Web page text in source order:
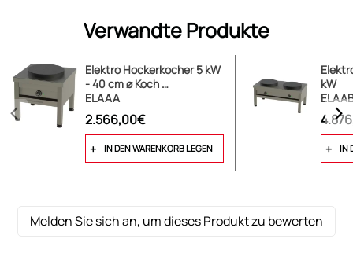
Verwandte Produkte
Elektro Hockerkocher 5 kW
- 40 cm ø Koch …
ELAAA
2.566,00€
IN DEN WARENKORB LEGEN
kW
IN
Melden Sie sich an, um dieses Produkt zu bewerten